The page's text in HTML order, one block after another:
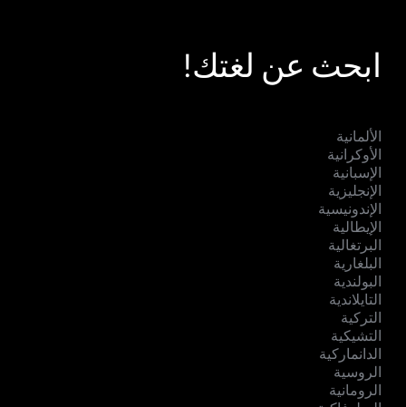
ابحث عن لغتك!
الألمانية
الأوكرانية
الإسبانية
الإنجليزية
الإندونيسية
الإيطالية
البرتغالية
البلغارية
البولندية
التايلاندية
التركية
التشيكية
الدانماركية
الروسية
الرومانية